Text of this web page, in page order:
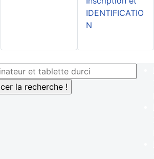
IDENTIFICATIO
N